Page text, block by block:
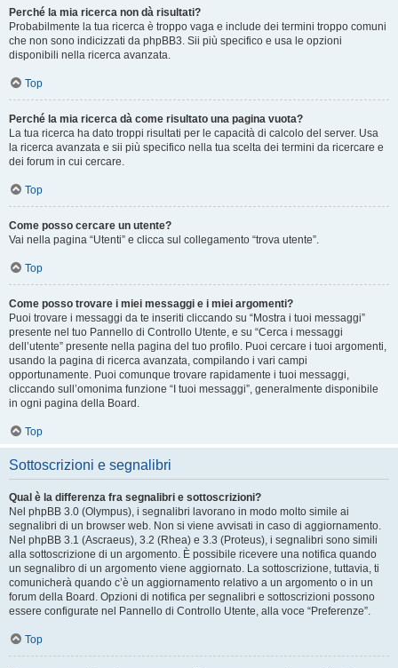
Perché la mia ricerca non dà risultati?
Probabilmente la tua ricerca è troppo vaga e include dei termini troppo comuni
che non sono indicizzati da phpBB3. Sii più specifico e usa le opzioni
disponibili nella ricerca avanzata.
Top
Perché la mia ricerca dà come risultato una pagina vuota?
La tua ricerca ha dato troppi risultati per le capacità di calcolo del server. Usa
la ricerca avanzata e sii più specifico nella tua scelta dei termini da ricercare e
dei forum in cui cercare.
Top
Come posso cercare un utente?
Vai nella pagina “Utenti” e clicca sul collegamento “trova utente”.
Top
Come posso trovare i miei messaggi e i miei argomenti?
Puoi trovare i messaggi da te inseriti cliccando su “Mostra i tuoi messaggi”
presente nel tuo Pannello di Controllo Utente, e su “Cerca i messaggi
dell’utente” presente nella pagina del tuo profilo. Puoi cercare i tuoi argomenti,
usando la pagina di ricerca avanzata, compilando i vari campi
opportunamente. Puoi comunque trovare rapidamente i tuoi messaggi,
cliccando sull’omonima funzione “I tuoi messaggi”, generalmente disponibile
in ogni pagina della Board.
Top
Sottoscrizioni e segnalibri
Qual è la differenza fra segnalibri e sottoscrizioni?
Nel phpBB 3.0 (Olympus), i segnalibri lavorano in modo molto simile ai
segnalibri di un browser web. Non si viene avvisati in caso di aggiornamento.
Nel phpBB 3.1 (Ascraeus), 3.2 (Rhea) e 3.3 (Proteus), i segnalibri sono simili
alla sottoscrizione di un argomento. È possibile ricevere una notifica quando
un segnalibro di un argomento viene aggiornato. La sottoscrizione, tuttavia, ti
comunicherà quando c’è un aggiornamento relativo a un argomento o in un
forum della Board. Opzioni di notifica per segnalibri e sottoscrizioni possono
essere configurate nel Pannello di Controllo Utente, alla voce “Preferenze”.
Top